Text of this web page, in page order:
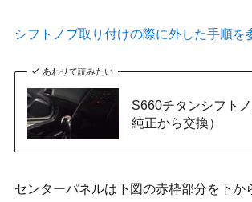
シフトノブ取り付けの際に外した手順を
あわせて読みたい
S660チタンシフト
純正から交換）
センターパネルは下図の赤枠部分を下か